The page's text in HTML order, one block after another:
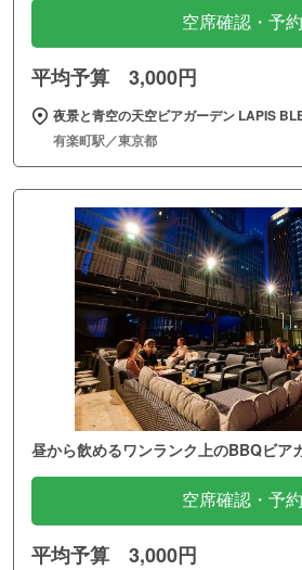
空席確認・予約
平均予算 3,000円
夜景と青空の天空ビアガーデン LAPIS
有楽町駅／東京都
昼から飲めるワンランク上のBBQビア
空席確認・予約
平均予算 3,000円